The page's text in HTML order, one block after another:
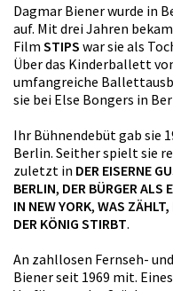
Dagmar Biener wurde in
auf. Mit drei Jahren
Film STIPS war sie als
Über das Kinderballett
umfangreiche
sie bei Else Bongers in
Ihr Bühnendebüt gab sie
Berlin. Seither spielt sie
zuletzt in DER EISERNE
BERLIN, DER BÜRGER ALS
IN NEW YORK, WAS
DER KÖNIG STIRBT.
An zahllosen Fernseh-
Biener seit 1969 mit.